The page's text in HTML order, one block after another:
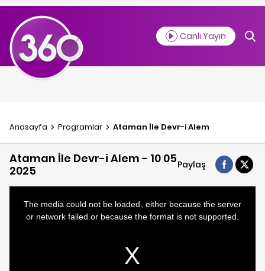
Canlı Yayın
Anasayfa Programlar Ataman İle Devr-i Alem
Ataman İle Devr-i Alem - 10 05
2025
Paylaş
modalThe media could not be loaded, either because the server
or network failed or because the format is not supported.